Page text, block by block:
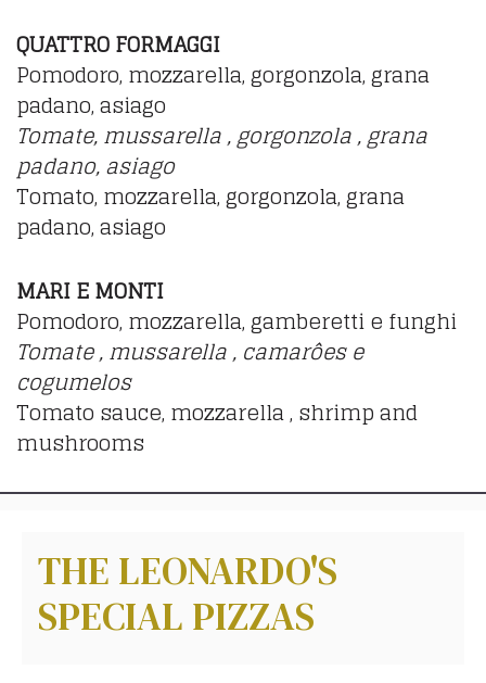
QUATTRO FORMAGGI
Pomodoro, mozzarella, gorgonzola, grana
padano, asiago
Tomate, mussarella , gorgonzola , grana
padano, asiago
Tomato, mozzarella, gorgonzola, grana
padano, asiago
MARI E MONTI
Pomodoro, mozzarella, gamberetti e funghi
Tomate , mussarella , camarôes e
cogumelos
Tomato sauce, mozzarella , shrimp and
mushrooms
THE LEONARDO'S
SPECIAL PIZZAS